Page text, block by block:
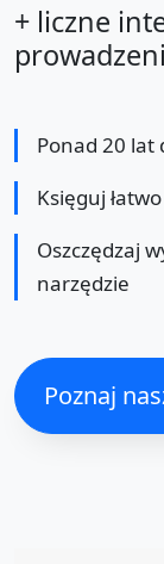
+ liczne
Ponad 20 lat
Księguj
Oszczędzaj
narzędzie
Poznaj